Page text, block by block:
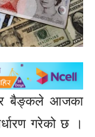
बैङ्कले आजका
गरेको छ ।